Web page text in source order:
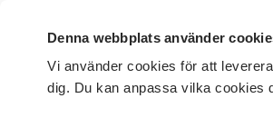
Denna webbplats använder
Vi använder cookies för att
dig. Du kan anpassa vilka cookies
DET HÄR GÖR VI FÖR DIG SOM